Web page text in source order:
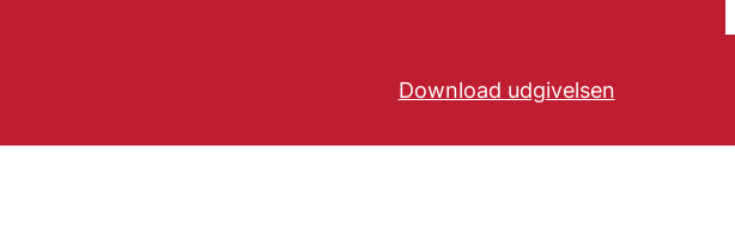
Download udgivelsen